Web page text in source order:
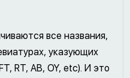
все названия,
указующих
RT, AB, OY, etc). И это